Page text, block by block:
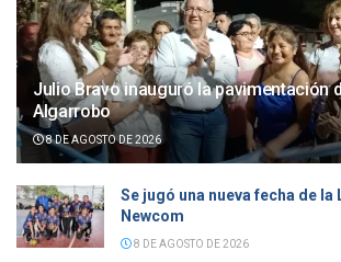
Julio Bravo inauguró la pavimentación
Algarrobo
8 DE AGOSTO DE 2026
Se jugó una nueva fecha de
Newcom
8 DE AGOSTO DE 2026